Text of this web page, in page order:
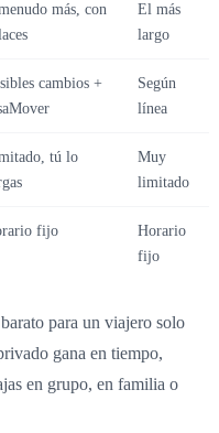
más, con
El más
largo
cambios +
Según
línea
tú lo
Muy
limitado
fijo
Horario
fijo
para un viajero solo
gana en tiempo,
en grupo, en familia o